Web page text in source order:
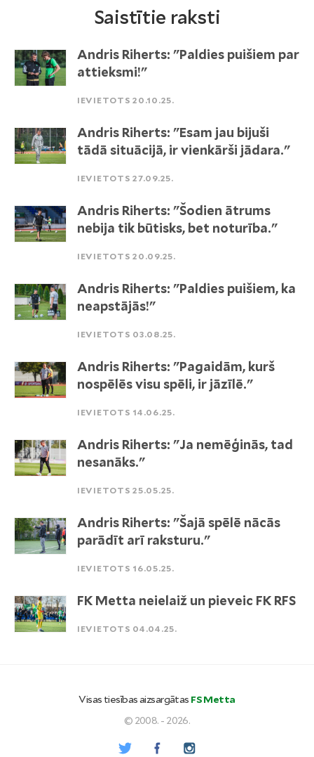
Saistītie raksti
Andris Riherts: "Paldies puišiem par
attieksmi!"
IEVIETOTS 20.10.25.
Andris Riherts: "Esam jau bijuši
tādā situācijā, ir vienkārši jādara."
IEVIETOTS 27.09.25.
Andris Riherts: "Šodien ātrums
nebija tik būtisks, bet noturība."
IEVIETOTS 20.09.25.
Andris Riherts: "Paldies puišiem, ka
neapstājās!"
IEVIETOTS 03.08.25.
Andris Riherts: "Pagaidām, kurš
nospēlēs visu spēli, ir jāzīlē."
IEVIETOTS 14.06.25.
Andris Riherts: "Ja nemēģinās, tad
nesanāks."
IEVIETOTS 25.05.25.
Andris Riherts: "Šajā spēlē nācās
parādīt arī raksturu."
IEVIETOTS 16.05.25.
FK Metta neielaiž un pieveic FK RFS
IEVIETOTS 04.04.25.
Visas tiesības aizsargātas FS Metta
© 2008. - 2026.